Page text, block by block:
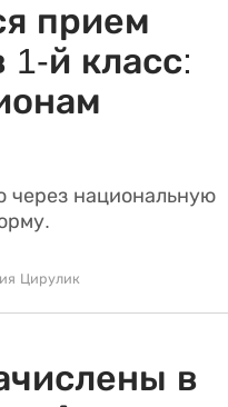
прием
й класс:
через национальную
Цирулик
в